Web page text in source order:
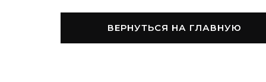
ВЕРНУТЬСЯ НА ГЛАВНУЮ